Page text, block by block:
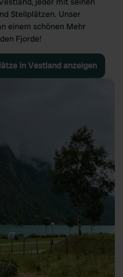
Stellplätzen. Unser
einem schönen Mehr
Fjorde!
in Vestland anzeigen